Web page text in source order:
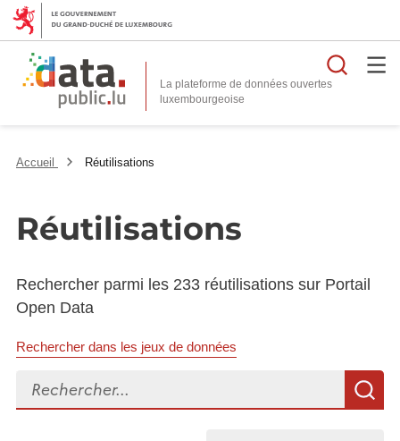
La plateforme de données ouvertes
Accueil Réutilisations
Réutilisations
Rechercher parmi les 233 réutilisations sur Portail
Open Data
Rechercher dans les jeux de données
Rechercher...